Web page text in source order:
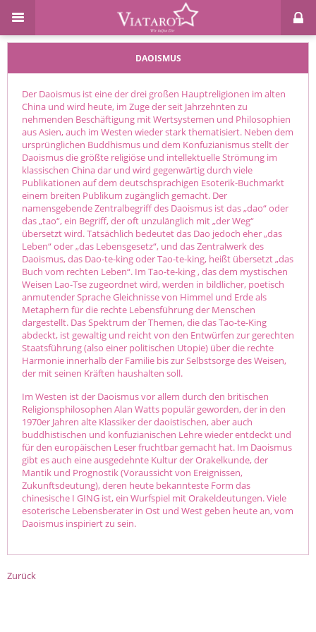
DAOISMUS
Der Daoismus ist eine der drei großen Hauptreligionen im alten
China und wird heute, im Zuge der seit Jahrzehnten zu
nehmenden Beschäftigung mit Wertsystemen und Philosophien
aus Asien, auch im Westen wieder stark thematisiert. Neben dem
ursprünglichen Buddhismus und dem Konfuzianismus stellt der
Daoismus die größte religiöse und intellektuelle Strömung im
klassischen China dar und wird gegenwärtig durch viele
Publikationen auf dem deutschsprachigen Esoterik-Buchmarkt
einem breiten Publikum zugänglich gemacht. Der
namensgebende Zentralbegriff des Daoismus ist das „dao“ oder
das „tao“, ein Begriff, der oft unzulänglich mit „der Weg“
übersetzt wird. Tatsächlich bedeutet das Dao jedoch eher „das
Leben“ oder „das Lebensgesetz“, und das Zentralwerk des
Daoismus, das Dao-te-king oder Tao-te-king, heißt übersetzt „das
Buch vom rechten Leben“. Im Tao-te-king , das dem mystischen
Weisen Lao-Tse zugeordnet wird, werden in bildlicher, poetisch
anmutender Sprache Gleichnisse von Himmel und Erde als
Metaphern für die rechte Lebensführung der Menschen
dargestellt. Das Spektrum der Themen, die das Tao-te-King
abdeckt, ist gewaltig und reicht von den Entwürfen zur gerechten
Staatsführung (also einer politischen Utopie) über die rechte
Harmonie innerhalb der Familie bis zur Selbstsorge des Weisen,
der mit seinen Kräften haushalten soll.
Im Westen ist der Daoismus vor allem durch den britischen
Religionsphilosophen Alan Watts populär geworden, der in den
1970er Jahren alte Klassiker der daoistischen, aber auch
buddhistischen und konfuzianischen Lehre wieder entdeckt und
für den europäischen Leser fruchtbar gemacht hat. Im Daoismus
gibt es auch eine ausgedehnte Kultur der Orakelkunde, der
Mantik und Prognostik (Voraussicht von Ereignissen,
Zukunftsdeutung), deren heute bekannteste Form das
chinesische I GING ist, ein Wurfspiel mit Orakeldeutungen. Viele
esoterische Lebensberater in Ost und West geben heute an, vom
Daoismus inspiriert zu sein.
Zurück